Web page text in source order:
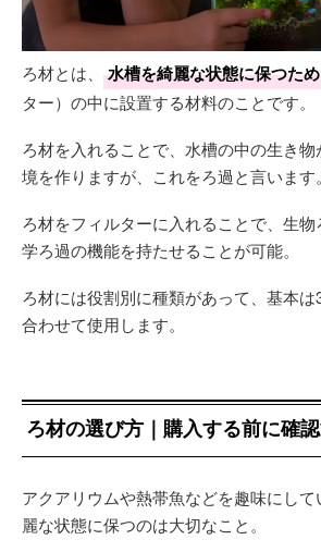
ろ材とは、 水槽を綺麗な状態に保つため
ター）の中に設置する材料のことです。
ろ材を入れることで、水槽の中の生き
境を作りますが、これをろ過と言います。
ろ材をフィルターに入れることで、生
学ろ過の機能を持たせることが可能。
ろ材には役割別に種類があって、基本
合わせて使用します。
ろ材の選び方｜購入する前に確
アクアリウムや熱帯魚などを趣味にし
麗な状態に保つのは大切なこと。